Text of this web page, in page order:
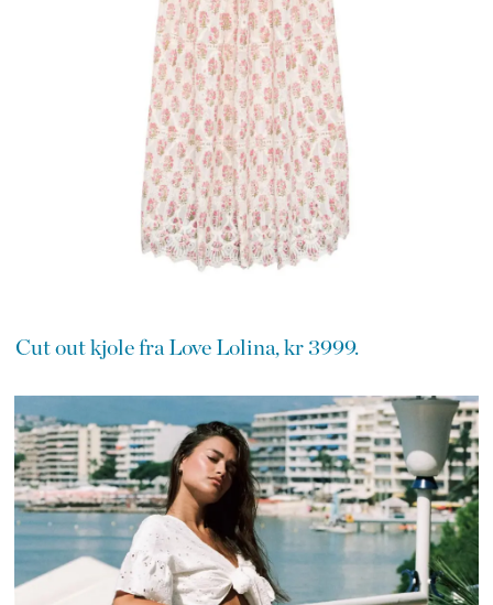
Cut out kjole fra Love Lolina, kr 3999.